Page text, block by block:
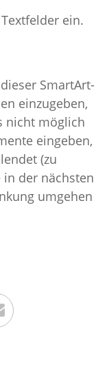
ein.
SmartArt-
einzugeben,
nicht möglich
eingeben,
(zu
in der nächsten
umgehen
Twitter
E-Mail senden